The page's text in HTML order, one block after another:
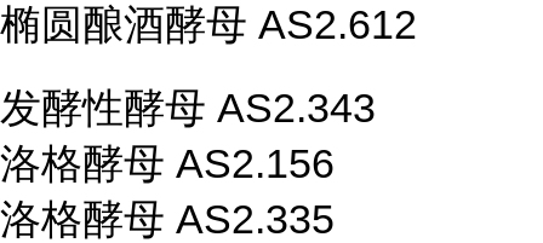
椭圆酿酒酵母 AS2.612
发酵性酵母 AS2.343
洛格酵母 AS2.156
洛格酵母 AS2.335